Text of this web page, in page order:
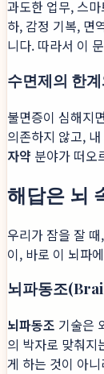
과도한 업무, 스
하, 감정 기복, 면
니다. 따라서 이
수면제의 한
불면증이 심해지
의존하지 않고,
자약 분야가 떠오
해답은 뇌
우리가 잠을 잘
이, 바로 이 뇌파
뇌파동조
뇌파동조 기술은
의 박자로 맞춰지
게 하는 것이 아